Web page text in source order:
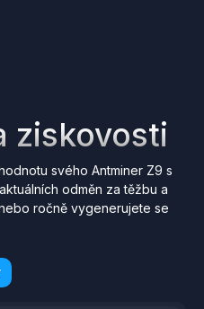
ziskovosti
svého Antminer Z9 s
odměn za těžbu a
ročně vygenerujete se